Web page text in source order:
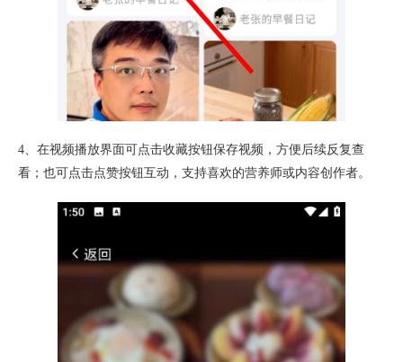
4、在视频播放界面可点击收藏按钮保存视频，方便后续反复查
看；也可点击点赞按钮互动，支持喜欢的营养师或内容创作者。